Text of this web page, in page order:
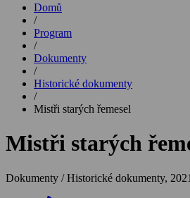
Domů
/
Program
/
Dokumenty
/
Historické dokumenty
/
Mistři starých řemesel
Mistři starých
Dokumenty / Historické dokumenty,